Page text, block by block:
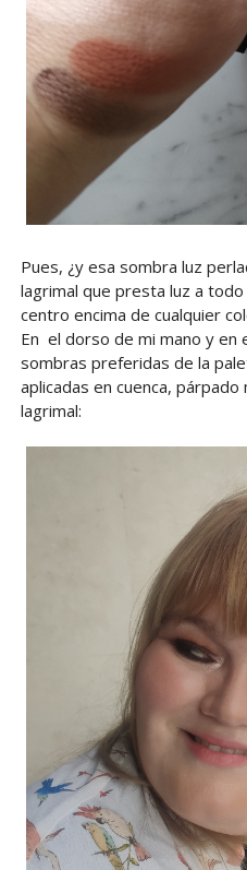
Pues, ¿y esa sombra luz
lagrimal que presta luz a
centro encima de cualquier
En el dorso de mi mano y
sombras preferidas de la
aplicadas en cuenca,
lagrimal: